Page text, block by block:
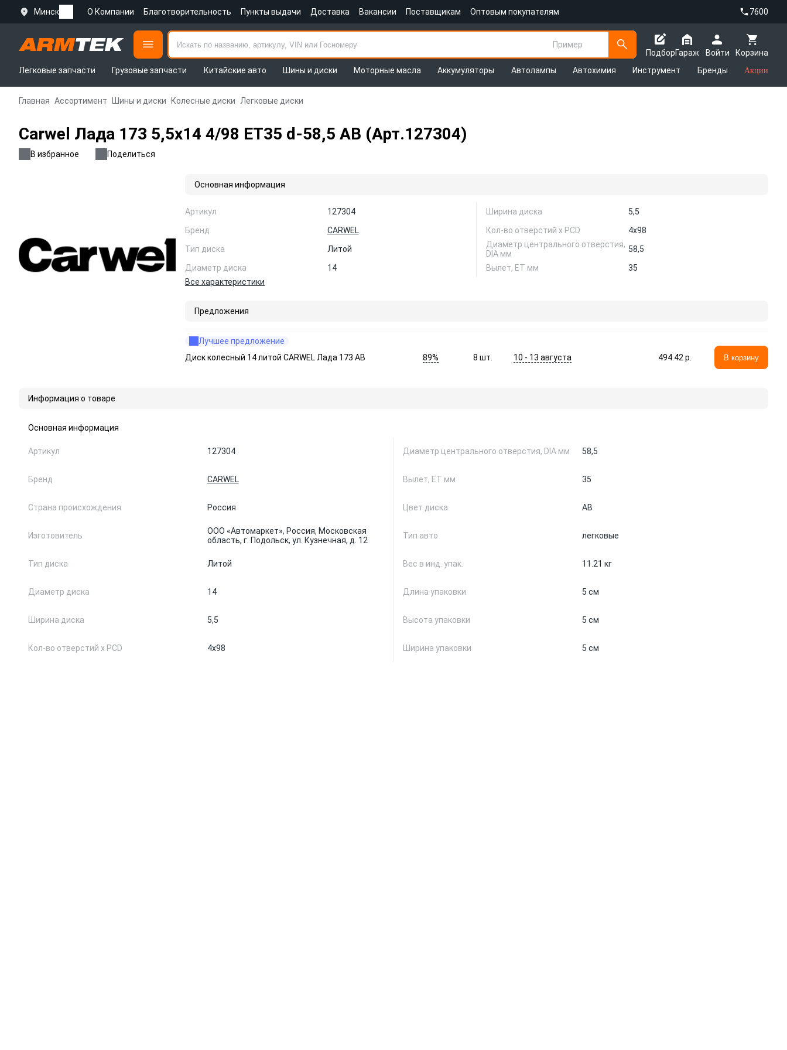
Минск О Компании Благотворительность Пункты выдачи Доставка Вакансии Поставщикам Оптовым покупателям 7600
Пример
Подбор
Корзина
Гараж
Войти
Легковые запчасти
Грузовые запчасти Китайские авто Шины и диски Моторные масла Аккумуляторы Автолампы Автохимия Инструмент Бренды Акции
Главная Ассортимент Шины и диски Колесные диски Легковые диски
Carwel Лада 173 5,5x14 4/98 ET35 d-58,5 AB (Арт.127304)
В избранное Поделиться
Основная информация
Артикул
127304
Бренд
CARWEL
Тип диска
Литой
Диаметр диска
14
Ширина диска
5,5
Кол-во отверстий х PCD
4x98
Диаметр центрального отверстия,
DIA мм
58,5
Вылет, ЕТ мм
35
Все характеристики
Предложения
Лучшее предложение
Диск колесный 14 литой CARWEL Лада 173 AB
89% 8шт. 10 - 13 августа 494.42 p. В корзину
Информация о товаре
Основная информация
Артикул 127304
Бренд CARWEL
Страна происхождения Россия
Изготовитель
ООО «Автомаркет», Россия, Московская
область, г. Подольск, ул. Кузнечная, д. 12
Тип диска Литой
Диаметр диска 14
Ширина диска 5,5
Кол-во отверстий х PCD 4x98
Диаметр центрального отверстия, DIA мм 58,5
Вылет, ЕТ мм 35
Цвет диска AB
Тип авто легковые
Вес в инд. упак. 11.21 кг
Длина упаковки 5 см
Высота упаковки 5 см
Ширина упаковки 5 см